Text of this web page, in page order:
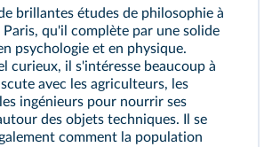
brillantes études de philosophie à
Paris, qu'il complète par une solide
psychologie et en physique.
curieux, il s'intéresse beaucoup à
avec les agriculteurs, les
ingénieurs pour nourrir ses
des objets techniques. Il se
comment la population